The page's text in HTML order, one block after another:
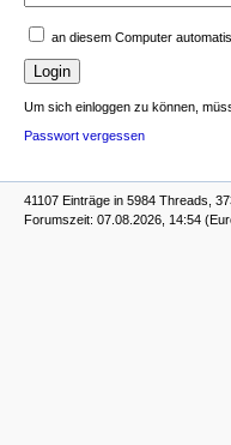
an diesem Computer
Um sich einloggen zu können,
Passwort vergessen
41107 Einträge in 5984 Threads,
Forumszeit: 07.08.2026, 14:54